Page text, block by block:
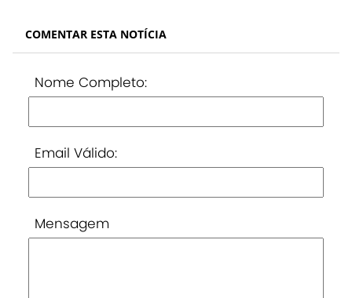
COMENTAR ESTA NOTÍCIA
Nome Completo:
Email Válido:
Mensagem